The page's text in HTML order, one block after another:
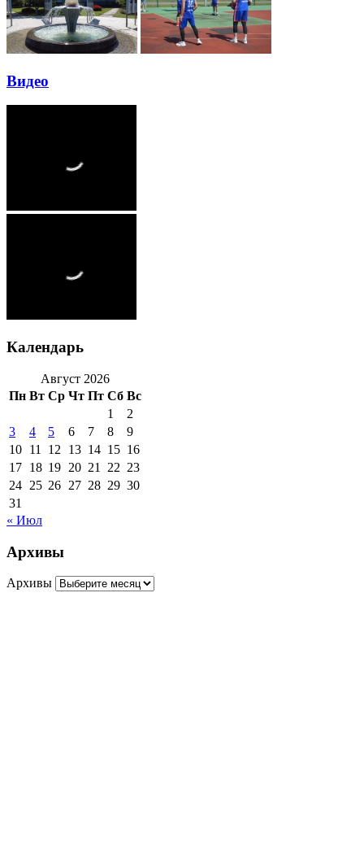
Видео
Календарь
Август 2026
Пн Вт Ср Чт Пт Сб Вс
1
2
3
4 5 6 7 8
9
10 11 12 13 14 15 16
17 18 19 20 21 22 23
24 25 26 27 28 29 30
31
« Июл
Архивы
Архивы